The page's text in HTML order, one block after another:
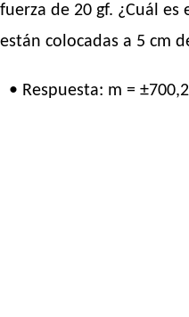
fuerza de 20 gf. ¿Cuál es
están colocadas a 5 cm
• Respuesta: m =